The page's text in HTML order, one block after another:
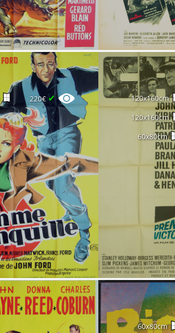
220€✔ 120x160cm
120x160cm
60x80cm
60x80cm